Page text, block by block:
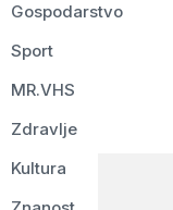
Gospodarstvo
Sport
MR.VHS
Zdravlje
Kultura